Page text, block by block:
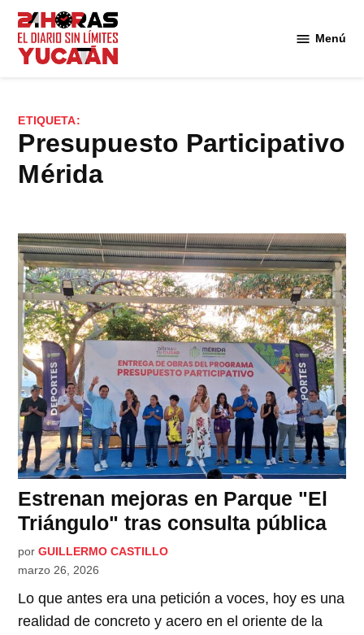
Saltar
contenido
Menú
ETIQUETA:
Presupuesto Participativo
Mérida
Estrenan mejoras en Parque "El
Triángulo" tras consulta pública
por GUILLERMO CASTILLO
marzo 26, 2026
Lo que antes era una petición a voces, hoy es una
realidad de concreto y acero en el oriente de la